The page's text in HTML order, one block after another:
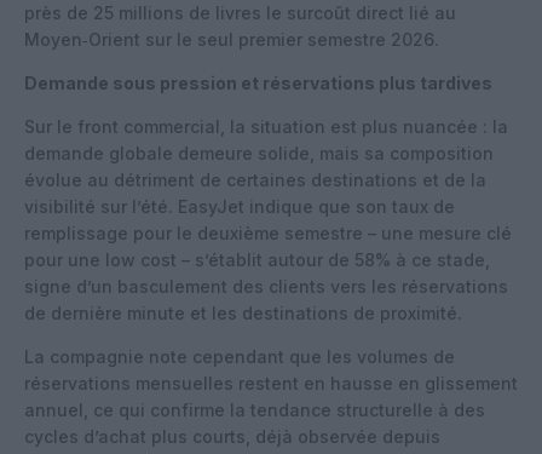
près de 25 millions de livres le surcoût direct lié au
Moyen‑Orient sur le seul premier semestre 2026.
Demande sous pression et réservations plus tardives
Sur le front commercial, la situation est plus nuancée : la
demande globale demeure solide, mais sa composition
évolue au détriment de certaines destinations et de la
visibilité sur l’été. EasyJet indique que son taux de
remplissage pour le deuxième semestre – une mesure clé
pour une low cost – s’établit autour de 58% à ce stade,
signe d’un basculement des clients vers les réservations
de dernière minute et les destinations de proximité.
La compagnie note cependant que les volumes de
réservations mensuelles restent en hausse en glissement
annuel, ce qui confirme la tendance structurelle à des
cycles d’achat plus courts, déjà observée depuis